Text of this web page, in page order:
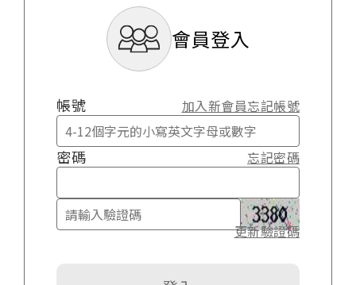
會員登入
帳號 加入新會員忘記帳號
密碼 忘記密碼
更新驗證碼